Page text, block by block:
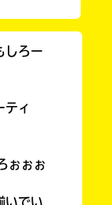
しろー
ティ
ぉぉぉ
いでい